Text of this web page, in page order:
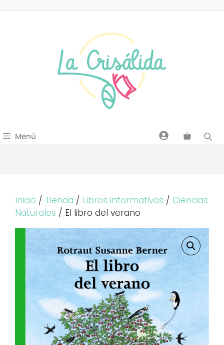
Menú
Inicio / Tienda / Libros informativos / Ciencias
Naturales / El libro del verano